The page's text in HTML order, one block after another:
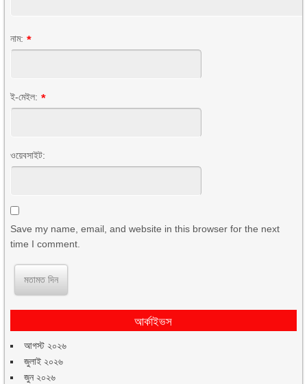
নাম: *
ই-মেইল: *
ওয়েবসাইট:
Save my name, email, and website in this browser for the next
time I comment.
আর্কাইভস
আগস্ট ২০২৬
জুলাই ২০২৬
জুন ২০২৬